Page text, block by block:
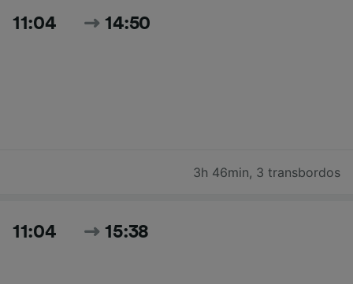
11:04 14:50
3h 46min, 3 transbordos
11:04 15:38